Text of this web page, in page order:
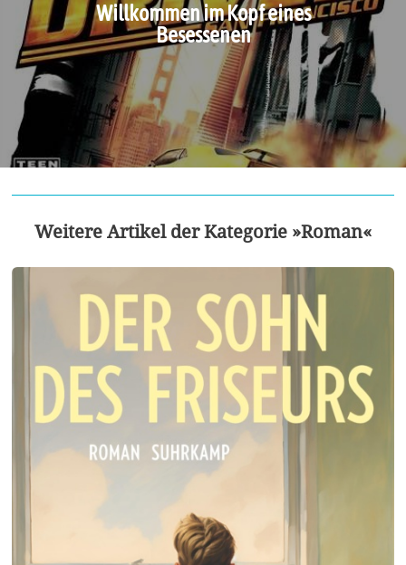
Willkommen im Kopf eines
Besessenen
Weitere Artikel der Kategorie »Roman«